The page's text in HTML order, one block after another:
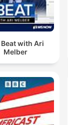
with Ari
Melber